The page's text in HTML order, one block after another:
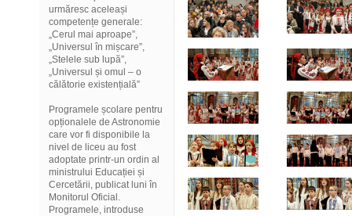
urmăresc aceleași
competențe generale:
„Cerul mai aproape”,
„Universul în mișcare”,
„Stelele sub lupă”,
„Universul și omul – o
călătorie existențială”
Programele școlare pentru
opționalele de Astronomie
care vor fi disponibile la
nivel de liceu au fost
adoptate printr-un ordin al
ministrului Educației și
Cercetării, publicat luni în
Monitorul Oficial.
Programele, introduse